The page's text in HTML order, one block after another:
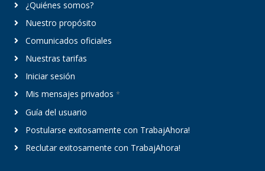
¿Quiénes somos?
Nuestro propósito
Comunicados oficiales
Nuestras tarifas
Iniciar sesión
Mis mensajes privados *
Guía del usuario
Postularse exitosamente con TrabajAhora!
Reclutar exitosamente con TrabajAhora!